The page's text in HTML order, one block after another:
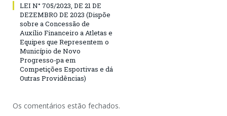
LEI N° 705/2023, DE 21 DE
DEZEMBRO DE 2023 (Dispõe
sobre a Concessão de
Auxílio Financeiro a Atletas e
Equipes que Representem o
Município de Novo
Progresso-pa em
Competições Esportivas e dá
Outras Providências)
Os comentários estão fechados.